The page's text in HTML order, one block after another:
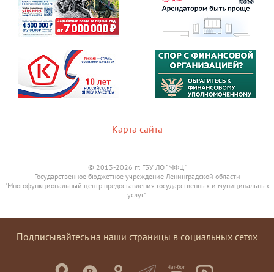
Карта сайта
© 2013-2026 гг. ГБУ ЛО "МФЦ"
Государственное бюджетное учреждение Ленинградской области
"Многофункциональный центр предоставления государственных и муниципальных
услуг".
Подписывайтесь на наши страницы в социальных сетях